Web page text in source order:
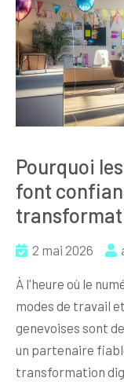
Pourquoi
font
2 mai 2026
À l'heure où le
modes de travail
genevoises sont
un partenaire
transformation